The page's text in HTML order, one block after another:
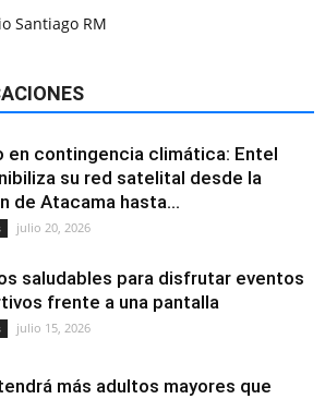
en contingencia climática: Entel
su red satelital desde la
de Atacama hasta...
julio 20, 2026
saludables para disfrutar eventos
frente a una pantalla
julio 15, 2026
más adultos mayores que